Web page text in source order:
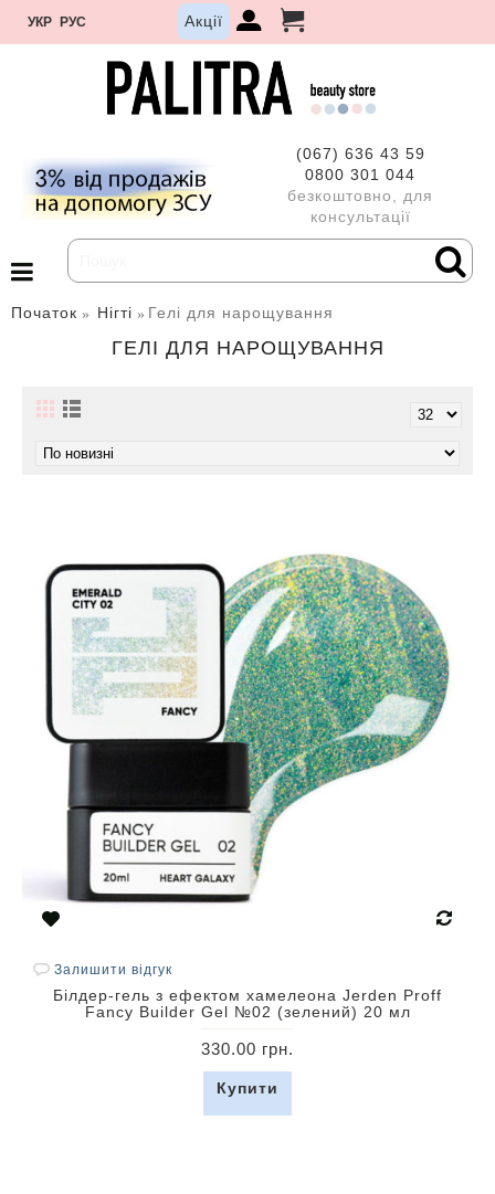
УКР РУС Акції
(067) 636 43 59
0800 301 044
безкоштовно, для
консультації
Початок Нігті Гелі для нарощування
ГЕЛІ ДЛЯ НАРОЩУВАННЯ
Залишити відгук
Білдер-гель з ефектом хамелеона Jerden Proff
Fancy Builder Gel №02 (зелений) 20 мл
330.00 грн.
Купити